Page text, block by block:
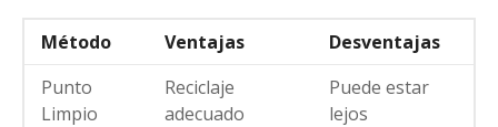
Método Ventajas
Desventajas
Punto
Limpio
Reciclaje
adecuado
Puede estar
lejos